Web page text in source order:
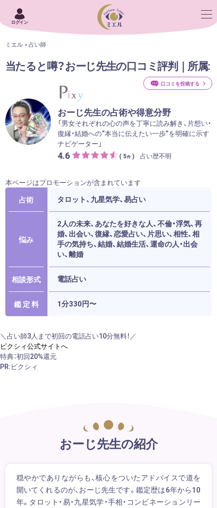
ログイン
ミエル 占い師
当たると噂？おーじ先生の口コミ評判｜所属:
おーじ先生の占術や得意分野
「男女それぞれの心の声を丁寧に読み解き、片想い・
復縁・結婚への“本当に伝えたい一歩”を明確に示す
ナビゲーター」
4.6 ( 5件 ) 占い歴不明
口コミを投稿する
本ページはプロモーションが含まれています
占術 タロット、九星気学、易占い
悩み
2人の未来、あなたを好きな人、不倫・浮気、再
婚、出会い、復縁、恋愛占い、片思い、相性、相
手の気持ち、結婚、結婚生活、運命の人・出会
い、離婚
相談形式 電話占い
鑑 定 料 1分330円〜
＼占い師3人まで初回の電話占い10分無料！／
ピクシィ公式サイトへ
特典：初回20%還元
PR:ピクシィ
おーじ先生の紹介
穏やかでありながらも、核心をついたアドバイスで道を
開いてくれるのが、おーじ先生です。鑑定歴は6年から10
年。タロット・易・九星気学・手相・コンビネーションリー